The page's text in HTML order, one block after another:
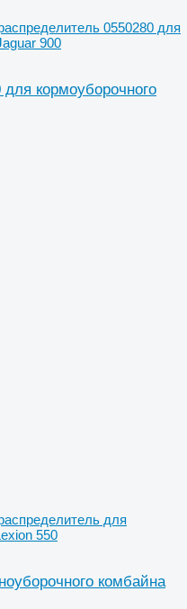
0550280 для
900
кормоуборочного
для
550
комбайна